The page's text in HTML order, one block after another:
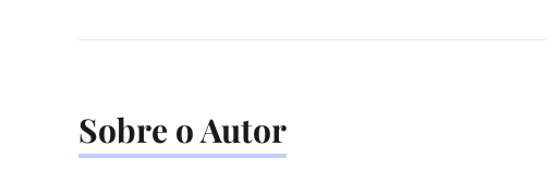
Sobre o Autor